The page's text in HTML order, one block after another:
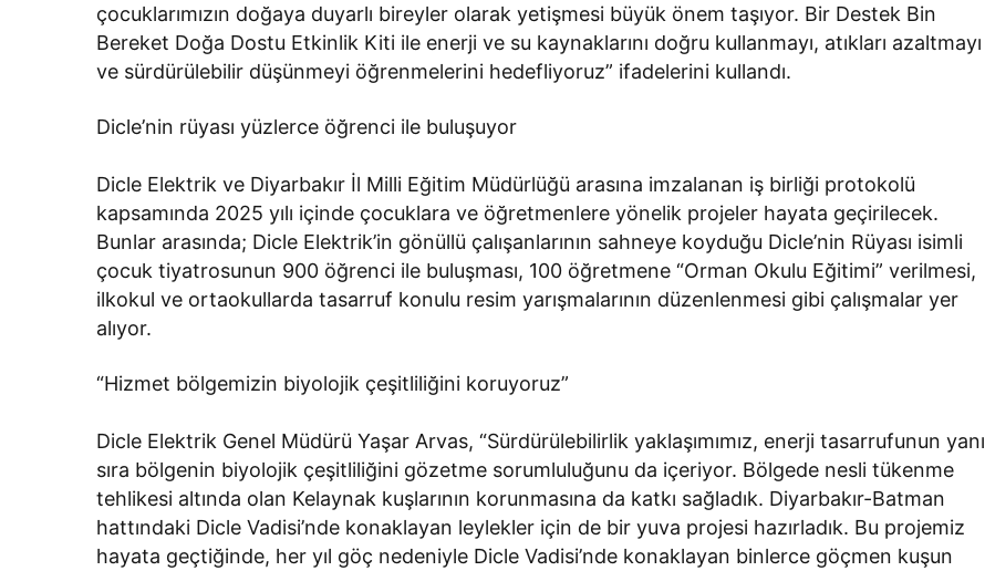
çocuklarımızın doğaya duyarlı bireyler olarak yetişmesi büyük önem taşıyor. Bir Destek Bin
Bereket Doğa Dostu Etkinlik Kiti ile enerji ve su kaynaklarını doğru kullanmayı, atıkları azaltmayı
ve sürdürülebilir düşünmeyi öğrenmelerini hedefliyoruz” ifadelerini kullandı.
Dicle’nin rüyası yüzlerce öğrenci ile buluşuyor
Dicle Elektrik ve Diyarbakır İl Milli Eğitim Müdürlüğü arasına imzalanan iş birliği protokolü
kapsamında 2025 yılı içinde çocuklara ve öğretmenlere yönelik projeler hayata geçirilecek.
Bunlar arasında; Dicle Elektrik’in gönüllü çalışanlarının sahneye koyduğu Dicle’nin Rüyası isimli
çocuk tiyatrosunun 900 öğrenci ile buluşması, 100 öğretmene “Orman Okulu Eğitimi” verilmesi,
ilkokul ve ortaokullarda tasarruf konulu resim yarışmalarının düzenlenmesi gibi çalışmalar yer
alıyor.
“Hizmet bölgemizin biyolojik çeşitliliğini koruyoruz”
Dicle Elektrik Genel Müdürü Yaşar Arvas, “Sürdürülebilirlik yaklaşımımız, enerji tasarrufunun yanı
sıra bölgenin biyolojik çeşitliliğini gözetme sorumluluğunu da içeriyor. Bölgede nesli tükenme
tehlikesi altında olan Kelaynak kuşlarının korunmasına da katkı sağladık. Diyarbakır-Batman
hattındaki Dicle Vadisi’nde konaklayan leylekler için de bir yuva projesi hazırladık. Bu projemiz
hayata geçtiğinde, her yıl göç nedeniyle Dicle Vadisi’nde konaklayan binlerce göçmen kuşun